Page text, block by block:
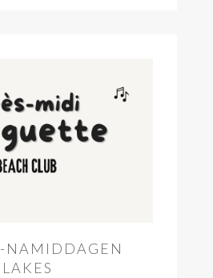
NAMIDDAGEN